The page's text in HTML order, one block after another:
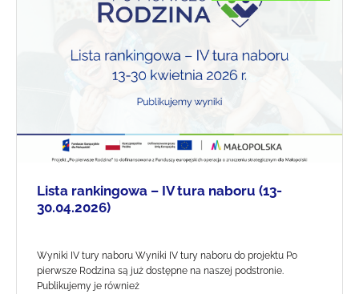
Lista rankingowa – IV tura naboru (13-
30.04.2026)
Wyniki IV tury naboru Wyniki IV tury naboru do projektu Po
pierwsze Rodzina są już dostępne na naszej podstronie.
Publikujemy je również